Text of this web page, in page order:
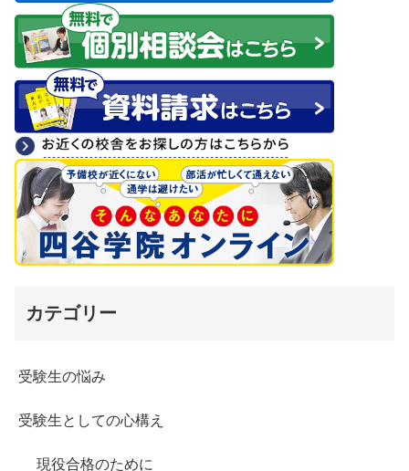
カテゴリー
受験生の悩み
受験生としての心構え
現役合格のために